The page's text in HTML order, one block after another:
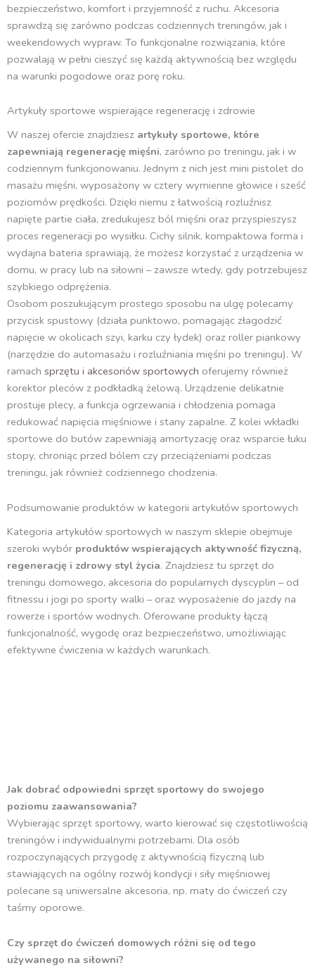
bezpieczeństwo, komfort i przyjemność z ruchu. Akcesoria
sprawdzą się zarówno podczas codziennych treningów, jak i
weekendowych wypraw. To funkcjonalne rozwiązania, które
pozwalają w pełni cieszyć się każdą aktywnością bez względu
na warunki pogodowe oraz porę roku.
Artykuły sportowe wspierające regenerację i zdrowie
W naszej ofercie znajdziesz artykuły sportowe, które
zapewniają regenerację mięśni, zarówno po treningu, jak i w
codziennym funkcjonowaniu. Jednym z nich jest mini pistolet do
masażu mięśni, wyposażony w cztery wymienne głowice i sześć
poziomów prędkości. Dzięki niemu z łatwością rozluźnisz
napięte partie ciała, zredukujesz ból mięśni oraz przyspieszysz
proces regeneracji po wysiłku. Cichy silnik, kompaktowa forma i
wydajna bateria sprawiają, że możesz korzystać z urządzenia w
domu, w pracy lub na siłowni – zawsze wtedy, gdy potrzebujesz
szybkiego odprężenia.
Osobom poszukującym prostego sposobu na ulgę polecamy
przycisk spustowy (działa punktowo, pomagając złagodzić
napięcie w okolicach szyi, karku czy łydek) oraz roller piankowy
(narzędzie do automasażu i rozluźniania mięśni po treningu). W
ramach sprzętu i akcesoriów sportowych oferujemy również
korektor pleców z podkładką żelową. Urządzenie delikatnie
prostuje plecy, a funkcja ogrzewania i chłodzenia pomaga
redukować napięcia mięśniowe i stany zapalne. Z kolei wkładki
sportowe do butów zapewniają amortyzację oraz wsparcie łuku
stopy, chroniąc przed bólem czy przeciążeniami podczas
treningu, jak również codziennego chodzenia.
Podsumowanie produktów w kategorii artykułów sportowych
Kategoria artykułów sportowych w naszym sklepie obejmuje
szeroki wybór produktów wspierających aktywność fizyczną,
regenerację i zdrowy styl życia. Znajdziesz tu sprzęt do
treningu domowego, akcesoria do popularnych dyscyplin – od
fitnessu i jogi po sporty walki – oraz wyposażenie do jazdy na
rowerze i sportów wodnych. Oferowane produkty łączą
funkcjonalność, wygodę oraz bezpieczeństwo, umożliwiając
efektywne ćwiczenia w każdych warunkach.
Jak dobrać odpowiedni sprzęt sportowy do swojego
poziomu zaawansowania?
Wybierając sprzęt sportowy, warto kierować się częstotliwością
treningów i indywidualnymi potrzebami. Dla osób
rozpoczynających przygodę z aktywnością fizyczną lub
stawiających na ogólny rozwój kondycji i siły mięśniowej
polecane są uniwersalne akcesoria, np. maty do ćwiczeń czy
taśmy oporowe.
Czy sprzęt do ćwiczeń domowych różni się od tego
używanego na siłowni?